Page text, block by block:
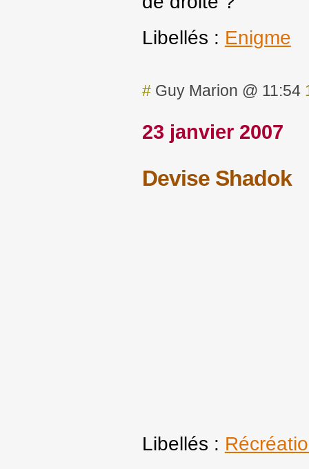
Libellés : Enigme
#Guy Marion @ 11:54
23 janvier 2007
Devise Shadok
Libellés :